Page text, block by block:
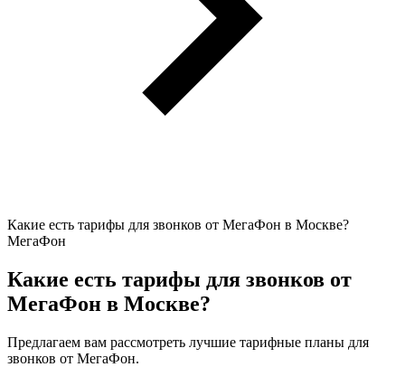
Какие есть тарифы для звонков от МегаФон в Москве?
МегаФон
Какие есть тарифы для звонков от
МегаФон в Москве?
Предлагаем вам рассмотреть лучшие тарифные планы для
звонков от МегаФон.